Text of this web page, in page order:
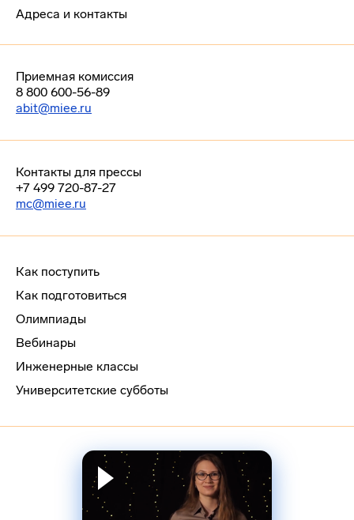
Адреса и контакты
Приемная комиссия
8 800 600-56-89
abit@miee.ru
Контакты для прессы
+7 499 720-87-27
mc@miee.ru
Как поступить
Как подготовиться
Олимпиады
Вебинары
Инженерные классы
Университетские субботы